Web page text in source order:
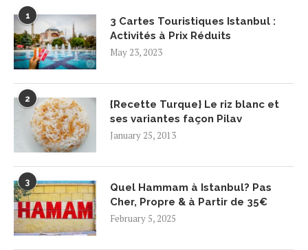
1
3 Cartes Touristiques Istanbul :
Activités à Prix Réduits
May 23, 2023
2
{Recette Turque} Le riz blanc et
ses variantes façon Pilav
January 25, 2013
3
Quel Hammam à Istanbul? Pas
Cher, Propre & à Partir de 35€
February 5, 2025